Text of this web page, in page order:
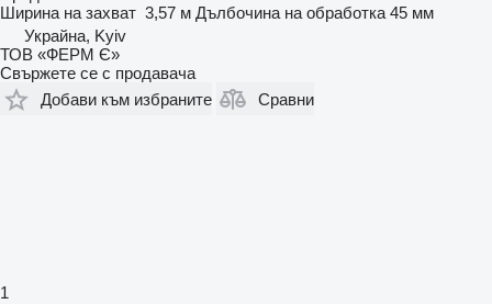
Ширина на захват 3,57 м Дълбочина на обработка 45 мм
Украйна, Kyiv
ТОВ «ФЕРМ Є»
Свържете се с продавача
Добави към избраните
Сравни
1